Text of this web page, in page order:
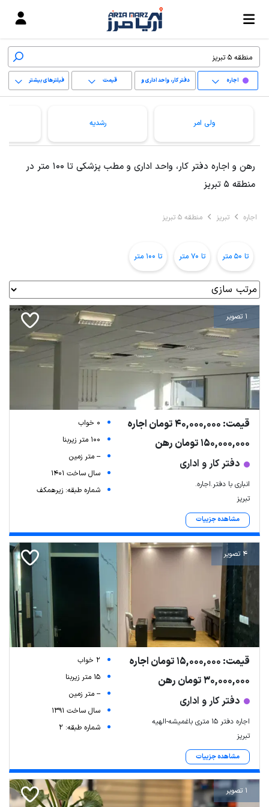
اجاره دفتر کار، واحد اداری و
مطب پزشکی
قیمت فیلترهای بیشتر
پاک کردن محدوده
ولی امر رشدیه
رهن و اجاره دفتر کار، واحد اداری و مطب پزشکی تا 100 متر در
منطقه 5 تبریز
اجاره تبریز منطقه 5 تبریز
تا 50 متر تا 70 متر تا 100 متر
1 تصویر
قیمت: 40,000,000 تومان اجاره
150,000,000 تومان رهن
دفتر کار و اداری
انباری با دفتر.اجاره.
تبریز
مشاهده جزییات
0 خواب
100 متر زیربنا
-- متر زمین
سال ساخت 1401
شماره طبقه: زیرهمکف
4 تصویر
قیمت: 15,000,000 تومان اجاره
30,000,000 تومان رهن
دفتر کار و اداری
اجاره دفتر ۱۵ متری باغمیشه-الهیه
تبریز
مشاهده جزییات
2 خواب
15 متر زیربنا
-- متر زمین
سال ساخت 1391
شماره طبقه: 2
1 تصویر